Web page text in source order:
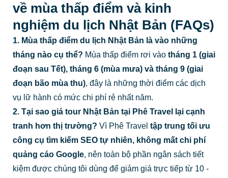
về mùa thấp điểm và kinh
nghiệm du lịch Nhật Bản (FAQs)
1. Mùa thấp điểm du lịch Nhật Bản là vào những
tháng nào cụ thể? Mùa thấp điểm rơi vào tháng 1 (giai
đoạn sau Tết), tháng 6 (mùa mưa) và tháng 9 (giai
đoạn bão mùa thu), đây là những thời điểm các dịch
vụ lữ hành có mức chi phí rẻ nhất năm.
2. Tại sao giá tour Nhật Bản tại Phê Travel lại cạnh
tranh hơn thị trường? Vì Phê Travel tập trung tối ưu
công cụ tìm kiếm SEO tự nhiên, không mất chi phí
quảng cáo Google, nên toàn bộ phần ngân sách tiết
kiệm được chúng tôi dùng để giảm giá trực tiếp từ 10 -